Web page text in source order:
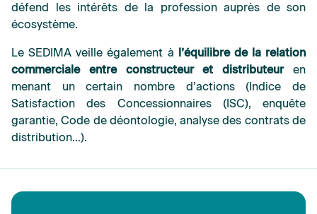
défend les intérêts de la profession auprès de son
écosystème.
Le SEDIMA veille également à l’équilibre de la relation
commerciale entre constructeur et distributeuren
menant un certain nombre d’actions (Indice de
Satisfaction des Concessionnaires (ISC), enquête
garantie, Code de déontologie, analyse des contrats de
distribution…).